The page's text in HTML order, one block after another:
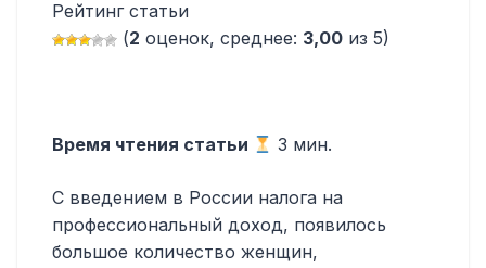
Рейтинг статьи
(2 оценок, среднее: 3,00 из 5)
Время чтения статьи 3 мин.
С введением в России налога на
профессиональный доход, появилось
большое количество женщин,